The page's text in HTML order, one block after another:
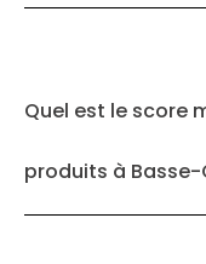
Quel est le score
produits à Basse-